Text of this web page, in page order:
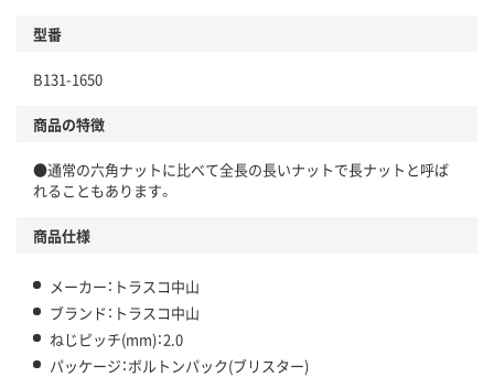
型番
B131-1650
商品の特徴
●通常の六角ナットに比べて全長の長いナットで長ナットと呼ば
れることもあります。
商品仕様
メーカー：トラスコ中山
ブランド：トラスコ中山
ねじピッチ(mm)：2.0
パッケージ：ボルトンパック(ブリスター)